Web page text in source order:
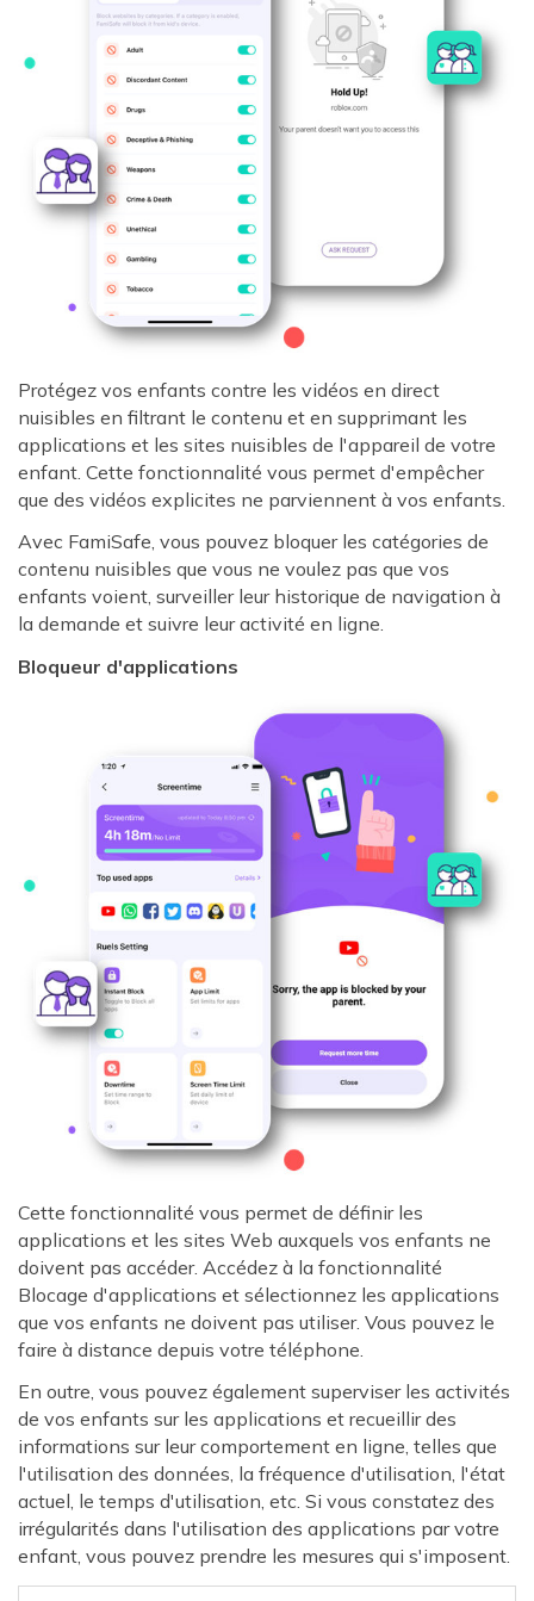
Protégez vos enfants contre les vidéos en direct
nuisibles en filtrant le contenu et en supprimant les
applications et les sites nuisibles de l'appareil de votre
enfant. Cette fonctionnalité vous permet d'empêcher
que des vidéos explicites ne parviennent à vos enfants.
Avec FamiSafe, vous pouvez bloquer les catégories de
contenu nuisibles que vous ne voulez pas que vos
enfants voient, surveiller leur historique de navigation à
la demande et suivre leur activité en ligne.
Bloqueur d'applications
Cette fonctionnalité vous permet de définir les
applications et les sites Web auxquels vos enfants ne
doivent pas accéder. Accédez à la fonctionnalité
Blocage d'applications et sélectionnez les applications
que vos enfants ne doivent pas utiliser. Vous pouvez le
faire à distance depuis votre téléphone.
En outre, vous pouvez également superviser les activités
de vos enfants sur les applications et recueillir des
informations sur leur comportement en ligne, telles que
l'utilisation des données, la fréquence d'utilisation, l'état
actuel, le temps d'utilisation, etc. Si vous constatez des
irrégularités dans l'utilisation des applications par votre
enfant, vous pouvez prendre les mesures qui s'imposent.